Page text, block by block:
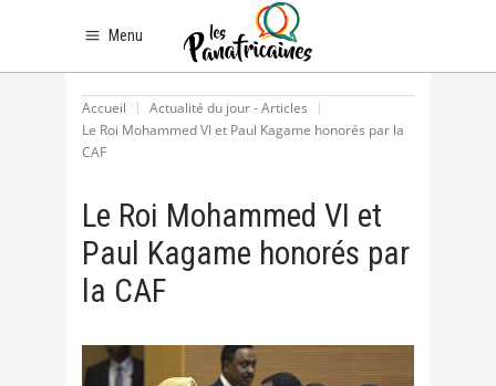
Menu
Accueil
Actualité du jour - Articles
Le Roi Mohammed VI et Paul Kagame honorés par la
CAF
Le Roi Mohammed VI et
Paul Kagame honorés par
la CAF